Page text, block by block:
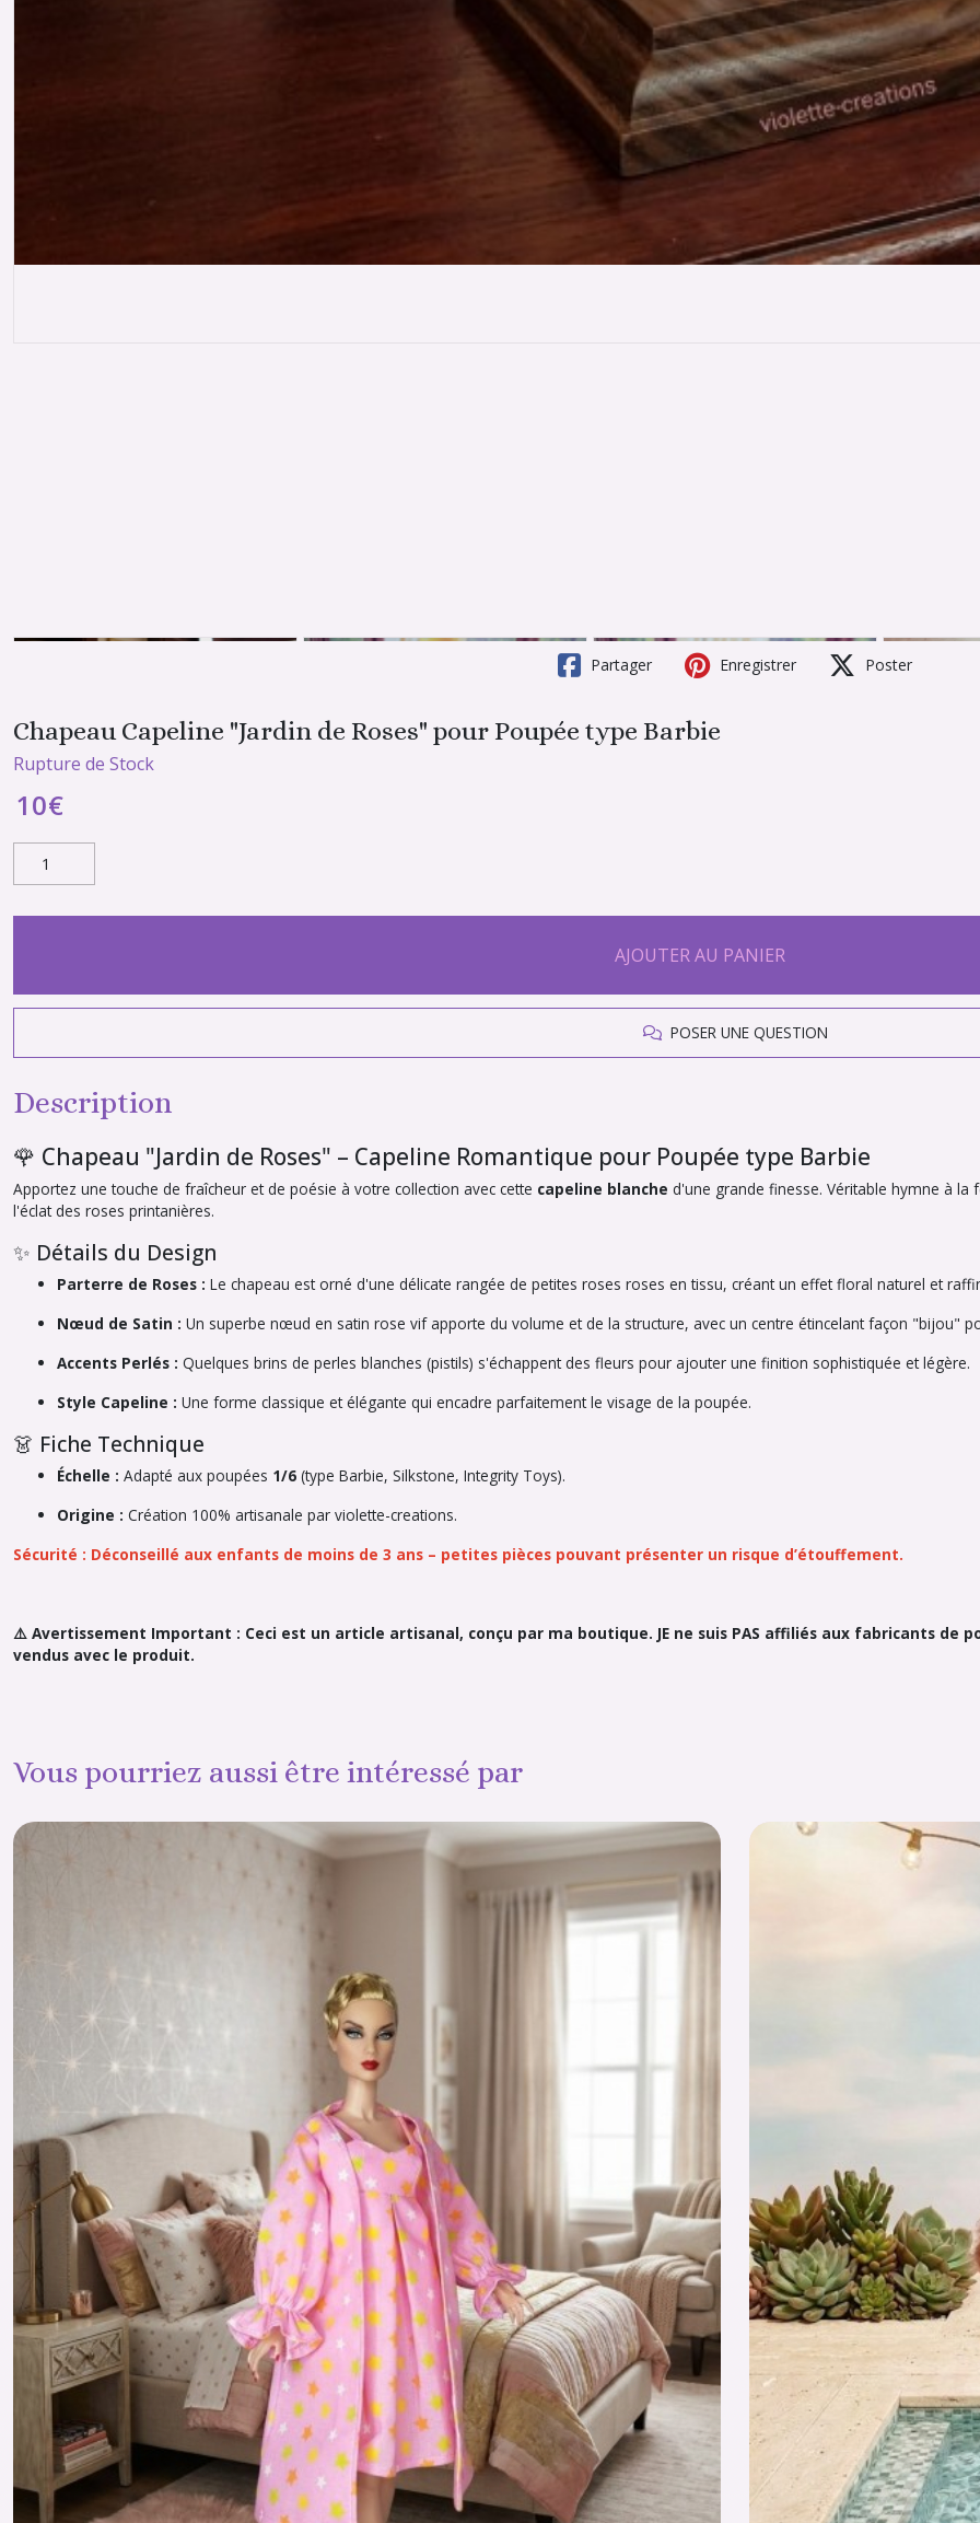
Partager Enregistrer Poster
Chapeau Capeline "Jardin de Roses" pour Poupée type Barbie
Rupture de Stock
10€
AJOUTER AU PANIER
POSER UNE QUESTION
Description
🌹 Chapeau "Jardin de Roses" – Capeline Romantique pour Poupée type Barbie
Apportez une touche de fraîcheur et de poésie à votre collection avec cette capeline blanche d'une grande finesse. Véritable hymne à
l'éclat des roses printanières.
✨ Détails du Design
Parterre de Roses : Le chapeau est orné d'une délicate rangée de petites roses roses en tissu, créant un effet floral naturel et
Nœud de Satin : Un superbe nœud en satin rose vif apporte du volume et de la structure, avec un centre étincelant façon "bijou"
Accents Perlés : Quelques brins de perles blanches (pistils) s'échappent des fleurs pour ajouter une finition sophistiquée et légère.
Style Capeline : Une forme classique et élégante qui encadre parfaitement le visage de la poupée.
👗 Fiche Technique
Échelle : Adapté aux poupées 1/6 (type Barbie, Silkstone, Integrity Toys).
Origine : Création 100% artisanale par violette-creations.
Sécurité : Déconseillé aux enfants de moins de 3 ans – petites pièces pouvant présenter un risque d’étouffement.
⚠️ Avertissement Important : Ceci est un article artisanal, conçu par ma boutique. JE ne suis PAS affiliés aux fabricants de
vendus avec le produit.
Vous pourriez aussi être intéressé par